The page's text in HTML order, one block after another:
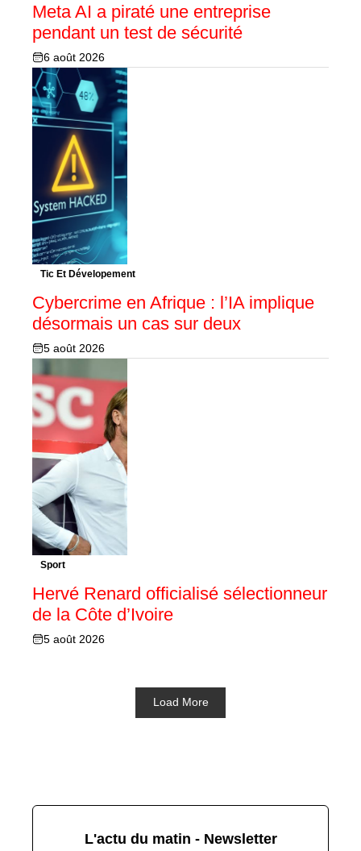
Meta AI a piraté une entreprise
pendant un test de sécurité
6 août 2026
Tic Et Dévelopement
Cybercrime en Afrique : l’IA implique
désormais un cas sur deux
5 août 2026
Sport
Hervé Renard officialisé sélectionneur
de la Côte d’Ivoire
5 août 2026
Load More
L'actu du matin - Newsletter